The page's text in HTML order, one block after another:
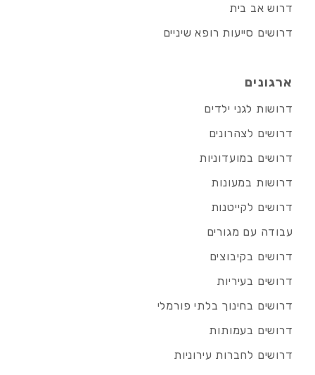
דרוש אב בית
דרושים סייעות רופא שיניים
ארגונים
דרושות לגני ילדים
דרושים לצהרונים
דרושים במועדוניות
דרושות במעונות
דרושים לקייטנות
עבודה עם מגורים
דרושים בקיבוצים
דרושים בעיריות
דרושים בחינוך בלתי פורמלי
דרושים בעמותות
דרושים לחברות עירוניות